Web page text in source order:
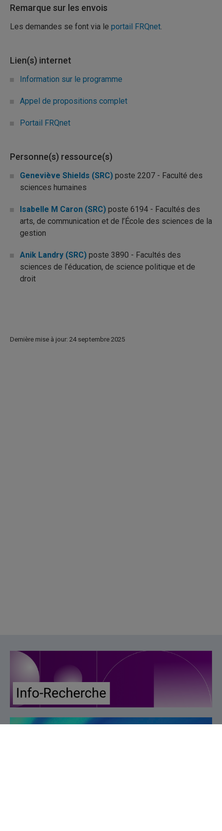
Remarque sur les envois
Les demandes se font via le portail FRQnet.
Lien(s) internet
Information sur le programme
Appel de propositions complet
Portail FRQnet
Personne(s) ressource(s)
Geneviève Shields (SRC) poste 2207 - Faculté des
sciences humaines
Isabelle M Caron (SRC) poste 6194 - Facultés des
arts, de communication et de l’École des sciences de la
gestion
Anik Landry (SRC) poste 3890 - Facultés des
sciences de l’éducation, de science politique et de
droit
Dernière mise à jour: 24 septembre 2025